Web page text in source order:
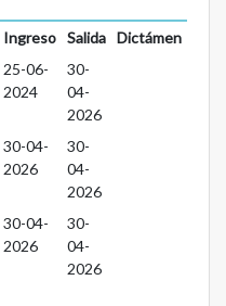
Ingreso Salida
Dictámen
25-06-
2024
30-
04-
2026
30-04-
2026
30-
04-
2026
30-04-
2026
30-
04-
2026